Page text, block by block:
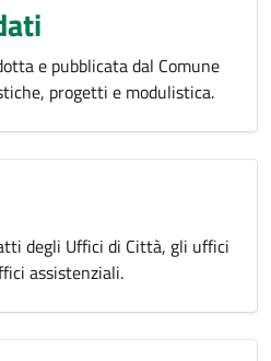
e pubblicata dal Comune
progetti e modulistica.
degli Uffici di Città, gli uffici
assistenziali.